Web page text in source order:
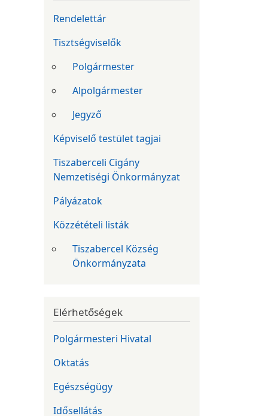
Rendelettár
Tisztségviselők
Polgármester
Alpolgármester
Jegyző
Képviselő testület tagjai
Tiszaberceli Cigány
Nemzetiségi Önkormányzat
Pályázatok
Közzétételi listák
Tiszabercel Község
Önkormányzata
Elérhetőségek
Polgármesteri Hivatal
Oktatás
Egészségügy
Idősellátás